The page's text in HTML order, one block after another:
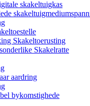
skakeltuigkas
Skakeltoerusting
Skakelratte
aardring
bykomstighede